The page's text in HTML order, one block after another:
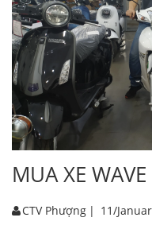
MUA XE
CTV Phượng | 11/